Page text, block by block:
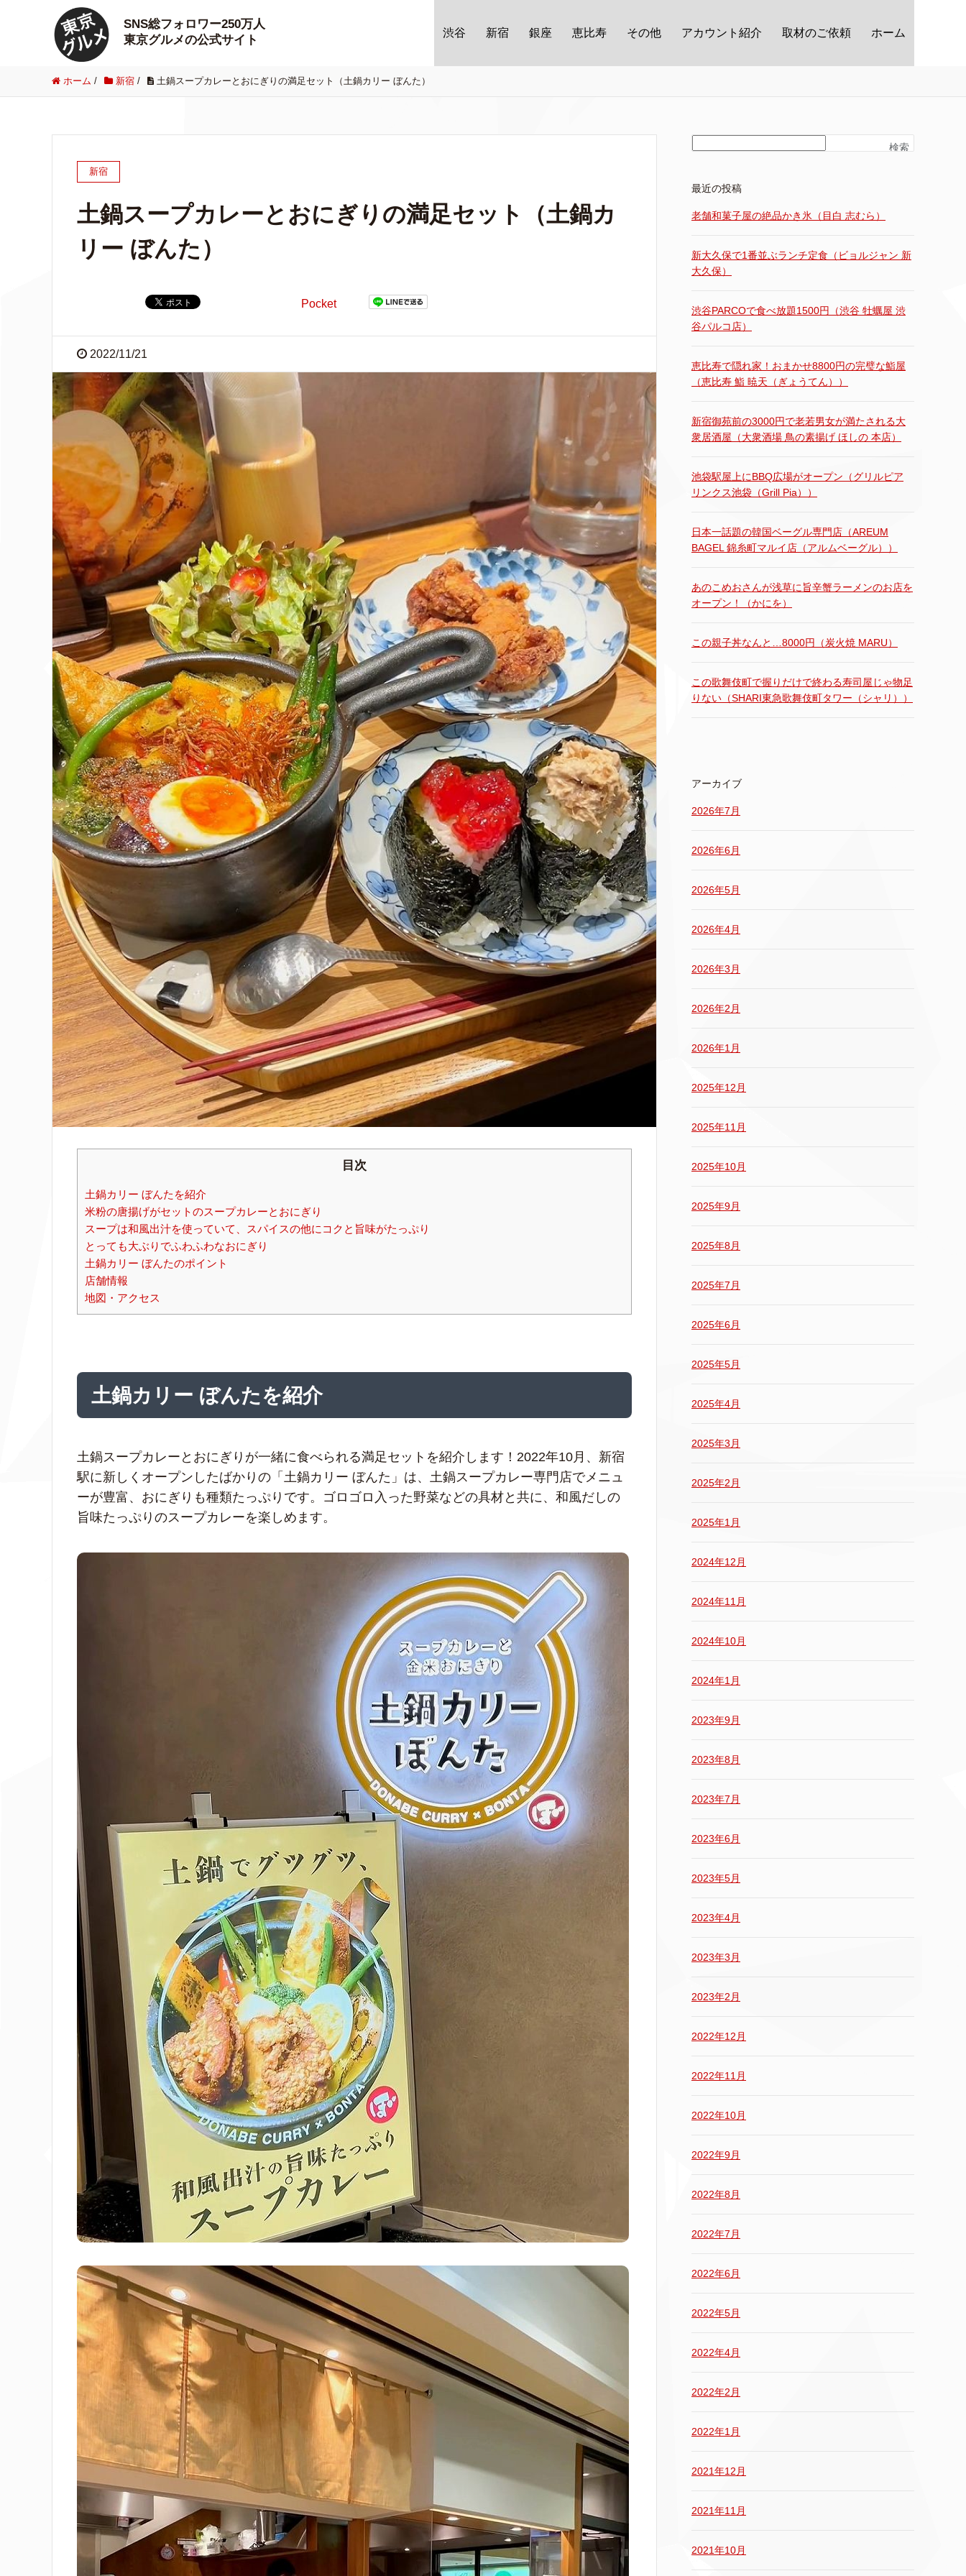
SNS総フォロワー250万人
東京グルメの公式サイト
渋谷 新宿 銀座 恵比寿 その他 アカウント紹介 取材のご依頼 ホーム
ホーム / 新宿 / 土鍋スープカレーとおにぎりの満足セット（土鍋カリー ぼんた）
新宿
土鍋スープカレーとおにぎりの満足セット（土鍋カ
リー ぼんた）
Pocket
2022/11/21
目次
土鍋カリー ぼんたを紹介
米粉の唐揚げがセットのスープカレーとおにぎり
スープは和風出汁を使っていて、スパイスの他にコクと旨味がたっぷり
とっても大ぶりでふわふわなおにぎり
土鍋カリー ぼんたのポイント
店舗情報
地図・アクセス
土鍋カリー ぼんたを紹介
土鍋スープカレーとおにぎりが一緒に食べられる満足セットを紹介します！2022年10月、新宿
駅に新しくオープンしたばかりの「土鍋カリー ぼんた」は、土鍋スープカレー専門店でメニュ
ーが豊富、おにぎりも種類たっぷりです。ゴロゴロ入った野菜などの具材と共に、和風だしの
旨味たっぷりのスープカレーを楽しめます。
検索
最近の投稿
老舗和菓子屋の絶品かき氷（目白 志むら）
新大久保で1番並ぶランチ定食（ビョルジャン 新
大久保）
渋谷PARCOで食べ放題1500円（渋谷 牡蠣屋 渋
谷パルコ店）
恵比寿で隠れ家！おまかせ8800円の完璧な鮨屋
（恵比寿 鮨 暁天（ぎょうてん））
新宿御苑前の3000円で老若男女が満たされる大
衆居酒屋（大衆酒場 鳥の素揚げ ほしの 本店）
池袋駅屋上にBBQ広場がオープン（グリルピア
リンクス池袋（Grill Pia））
日本一話題の韓国ベーグル専門店（AREUM
BAGEL 錦糸町マルイ店（アルムベーグル））
あのこめおさんが浅草に旨辛蟹ラーメンのお店を
オープン！（かにを）
この親子丼なんと…8000円（炭火焼 MARU）
この歌舞伎町で握りだけで終わる寿司屋じゃ物足
りない（SHARI東急歌舞伎町タワー（シャリ））
アーカイブ
2026年7月
2026年6月
2026年5月
2026年4月
2026年3月
2026年2月
2026年1月
2025年12月
2025年11月
2025年10月
2025年9月
2025年8月
2025年7月
2025年6月
2025年5月
2025年4月
2025年3月
2025年2月
2025年1月
2024年12月
2024年11月
2024年10月
2024年1月
2023年9月
2023年8月
2023年7月
2023年6月
2023年5月
2023年4月
2023年3月
2023年2月
2022年12月
2022年11月
2022年10月
2022年9月
2022年8月
2022年7月
2022年6月
2022年5月
2022年4月
2022年2月
2022年1月
2021年12月
2021年11月
2021年10月